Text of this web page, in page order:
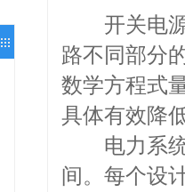
开关电源
路不同部分
数学方程式
具体有效降
电力系统
间。每个设